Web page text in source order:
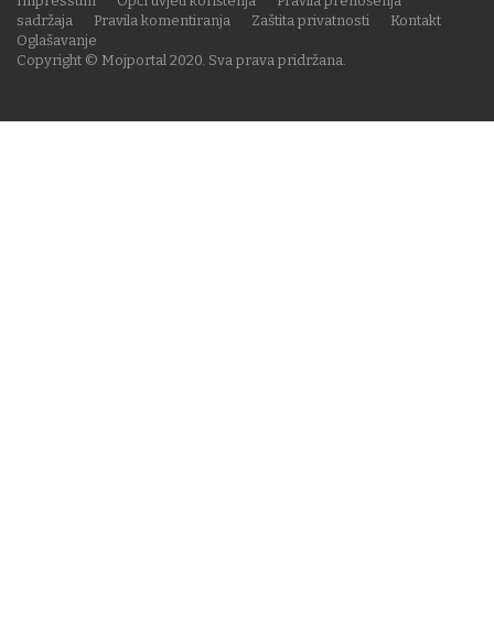
Copyright © Mojportal 2020. Sva prava pridržana.
sadržaja
Pravila komentiranja Zaštita privatnosti
Kontakt
Oglašavanje